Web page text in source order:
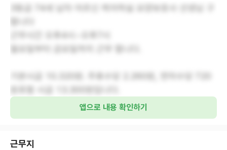
3등급 74세 남자 어르신 케어하실 요양보호사 선생님 구
앱으로 내용 확인하기
근무지